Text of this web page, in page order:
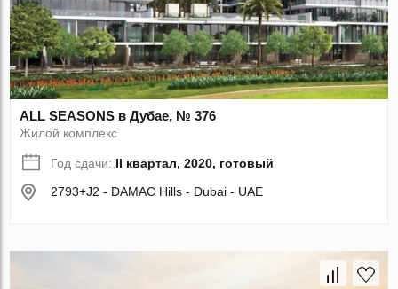
ALL SEASONS в Дубае, № 376
Жилой комплекс
Год сдачи: II квартал, 2020, готовый
2793+J2 - DAMAC Hills - Dubai - UAE